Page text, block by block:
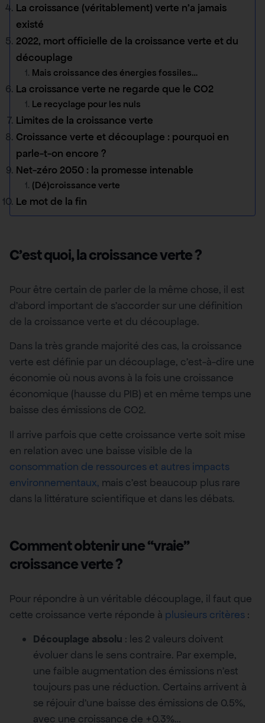
La croissance (véritablement) verte n’a jamais
existé
2022, mort officielle de la croissance verte et du
découplage
Mais croissance des énergies fossiles…
La croissance verte ne regarde que le CO2
Le recyclage pour les nuls
Limites de la croissance verte
Croissance verte et découplage : pourquoi en
parle-t-on encore ?
Net-zéro 2050 : la promesse intenable
(Dé)croissance verte
Le mot de la fin
C’est quoi, la croissance verte ?
Pour être certain de parler de la même chose, il est
d’abord important de s’accorder sur une définition
de la croissance verte et du découplage.
Dans la très grande majorité des cas, la croissance
verte est définie par un découplage, c’est-à-dire une
économie où nous avons à la fois une croissance
économique (hausse du PIB) et en même temps une
baisse des émissions de CO2.
Il arrive parfois que cette croissance verte soit mise
en relation avec une baisse visible de la
consommation de ressources et autres impacts
environnementaux, mais c’est beaucoup plus rare
dans la littérature scientifique et dans les débats.
Comment obtenir une “vraie”
croissance verte ?
Pour répondre à un véritable découplage, il faut que
cette croissance verte réponde à plusieurs critères :
Découplage absolu : les 2 valeurs doivent
évoluer dans le sens contraire. Par exemple,
une faible augmentation des émissions n’est
toujours pas une réduction. Certains arrivent à
se réjouir d’une baisse des émissions de 0.5%,
avec une croissance de +0.3%…